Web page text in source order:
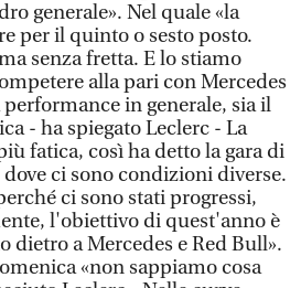
generale». Nel quale «la
per il quinto o sesto posto.
senza fretta. E lo stiamo
alla pari con Mercedes
performance in generale, sia il
- ha spiegato Leclerc - La
fatica, così ha detto la gara di
ci sono condizioni diverse.
ci sono stati progressi,
l'obiettivo di quest'anno è
dietro a Mercedes e Red Bull».
«non sappiamo cosa